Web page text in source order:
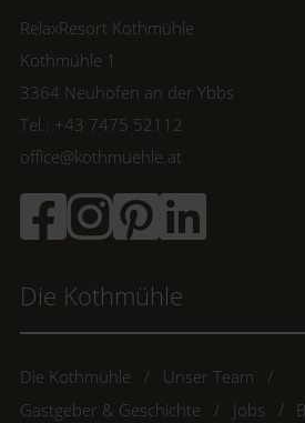
RelaxResort Kothmühle
Kothmühle 1
3364 Neuhofen an der Ybbs
Tel.: +43 7475 52112
office@kothmuehle.at
Die Kothmühle
Die Kothmühle
Unser Team
Gastgeber & Geschichte
Jobs